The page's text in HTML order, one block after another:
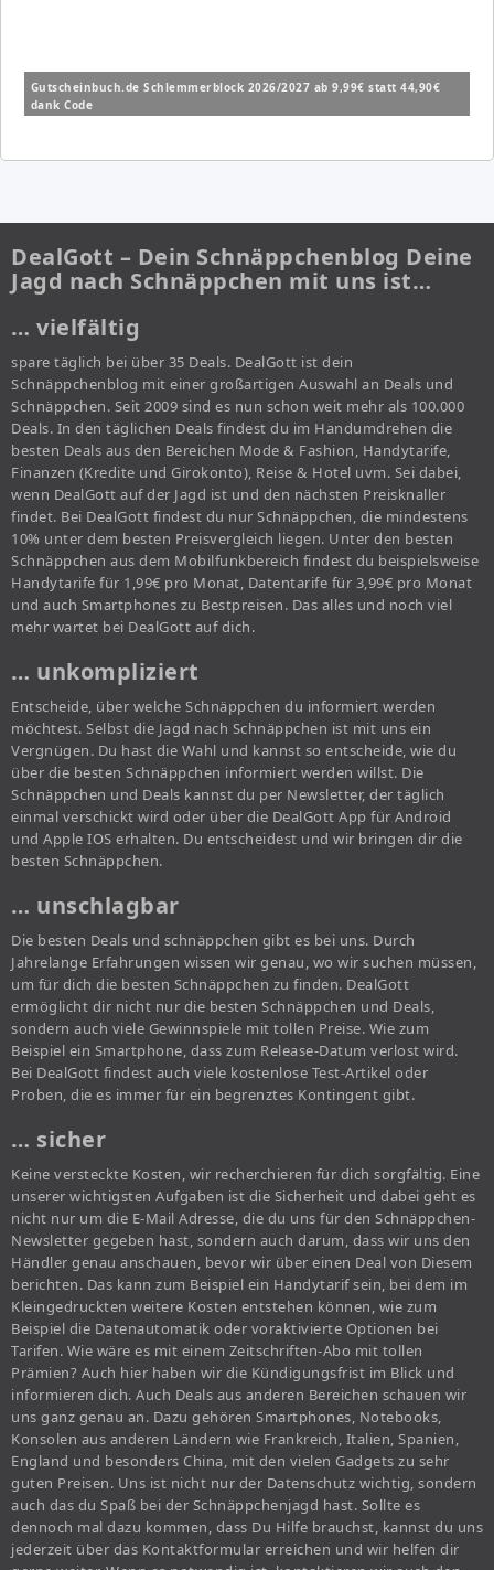
Gutscheinbuch.de Schlemmerblock 2026/2027 ab 9,99€ statt 44,90€
dank Code
DealGott – Dein Schnäppchenblog Deine
Jagd nach Schnäppchen mit uns ist…
… vielfältig
spare täglich bei über 35 Deals. DealGott ist dein
Schnäppchenblog mit einer großartigen Auswahl an Deals und
Schnäppchen. Seit 2009 sind es nun schon weit mehr als 100.000
Deals. In den täglichen Deals findest du im Handumdrehen die
besten Deals aus den Bereichen Mode & Fashion, Handytarife,
Finanzen (Kredite und Girokonto), Reise & Hotel uvm. Sei dabei,
wenn DealGott auf der Jagd ist und den nächsten Preisknaller
findet. Bei DealGott findest du nur Schnäppchen, die mindestens
10% unter dem besten Preisvergleich liegen. Unter den besten
Schnäppchen aus dem Mobilfunkbereich findest du beispielsweise
Handytarife für 1,99€ pro Monat, Datentarife für 3,99€ pro Monat
und auch Smartphones zu Bestpreisen. Das alles und noch viel
mehr wartet bei DealGott auf dich.
… unkompliziert
Entscheide, über welche Schnäppchen du informiert werden
möchtest. Selbst die Jagd nach Schnäppchen ist mit uns ein
Vergnügen. Du hast die Wahl und kannst so entscheide, wie du
über die besten Schnäppchen informiert werden willst. Die
Schnäppchen und Deals kannst du per Newsletter, der täglich
einmal verschickt wird oder über die DealGott App für Android
und Apple IOS erhalten. Du entscheidest und wir bringen dir die
besten Schnäppchen.
… unschlagbar
Die besten Deals und schnäppchen gibt es bei uns. Durch
Jahrelange Erfahrungen wissen wir genau, wo wir suchen müssen,
um für dich die besten Schnäppchen zu finden. DealGott
ermöglicht dir nicht nur die besten Schnäppchen und Deals,
sondern auch viele Gewinnspiele mit tollen Preise. Wie zum
Beispiel ein Smartphone, dass zum Release-Datum verlost wird.
Bei DealGott findest auch viele kostenlose Test-Artikel oder
Proben, die es immer für ein begrenztes Kontingent gibt.
… sicher
Keine versteckte Kosten, wir recherchieren für dich sorgfältig. Eine
unserer wichtigsten Aufgaben ist die Sicherheit und dabei geht es
nicht nur um die E-Mail Adresse, die du uns für den Schnäppchen-
Newsletter gegeben hast, sondern auch darum, dass wir uns den
Händler genau anschauen, bevor wir über einen Deal von Diesem
berichten. Das kann zum Beispiel ein Handytarif sein, bei dem im
Kleingedruckten weitere Kosten entstehen können, wie zum
Beispiel die Datenautomatik oder voraktivierte Optionen bei
Tarifen. Wie wäre es mit einem Zeitschriften-Abo mit tollen
Prämien? Auch hier haben wir die Kündigungsfrist im Blick und
informieren dich. Auch Deals aus anderen Bereichen schauen wir
uns ganz genau an. Dazu gehören Smartphones, Notebooks,
Konsolen aus anderen Ländern wie Frankreich, Italien, Spanien,
England und besonders China, mit den vielen Gadgets zu sehr
guten Preisen. Uns ist nicht nur der Datenschutz wichtig, sondern
auch das du Spaß bei der Schnäppchenjagd hast. Sollte es
dennoch mal dazu kommen, dass Du Hilfe brauchst, kannst du uns
jederzeit über das Kontaktformular erreichen und wir helfen dir